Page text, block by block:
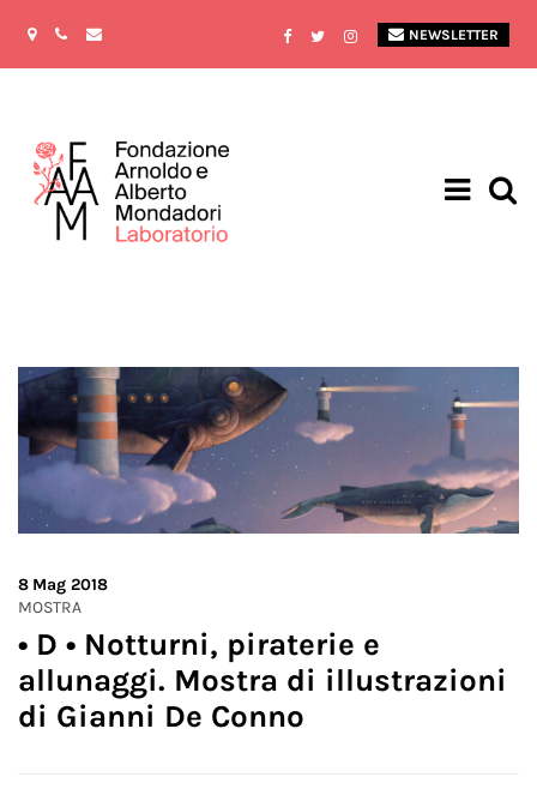
NEWSLETTER
8 Mag 2018
MOSTRA
• D • Notturni, piraterie e
allunaggi. Mostra di illustrazioni
di Gianni De Conno